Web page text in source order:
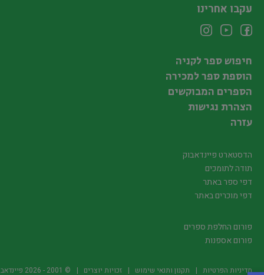
עקבו אחרינו
חיפוש ספר לקניה
הוספת ספר למכירה
הספרים המבוקשים
הצהרת נגישות
עזרה
הדסטארט פיינדאבוק
תודה לתומכים
דפי ספר באתר
דפי מוכרים באתר
פורום החלפת ספרים
פורום אספנות
מדיניות הפרטיות תקנון ותנאי שימוש זכויות יוצרים © 2001 -
2026